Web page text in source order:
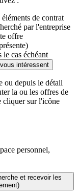
de contrat
par l'entreprise
offre
cas échéant
intéressent
ou depuis le détail
la ou les offres de
cliquer sur l'icône
personnel,
et recevoir les